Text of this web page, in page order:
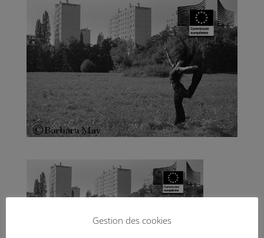
Gestion des cookies